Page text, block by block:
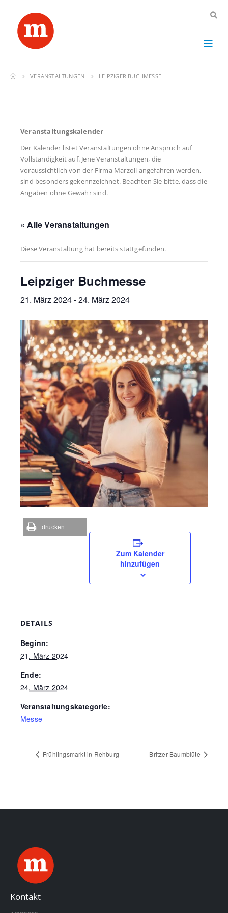
VERANSTALTUNGEN LEIPZIGER BUCHMESSE
Veranstaltungskalender
Der Kalender listet Veranstaltungen ohne Anspruch auf
Vollständigkeit auf. Jene Veranstaltungen, die
voraussichtlich von der Firma Marzoll angefahren werden,
sind besonders gekennzeichnet. Beachten Sie bitte, dass die
Angaben ohne Gewähr sind.
« Alle Veranstaltungen
Diese Veranstaltung hat bereits stattgefunden.
Leipziger Buchmesse
21. März 2024-24. März 2024
drucken
Zum Kalender
hinzufügen
DETAILS
Beginn:
21. März 2024
Ende:
24. März 2024
Veranstaltungskategorie:
Messe
Frühlingsmarkt in Rehburg Britzer Baumblüte
Kontakt